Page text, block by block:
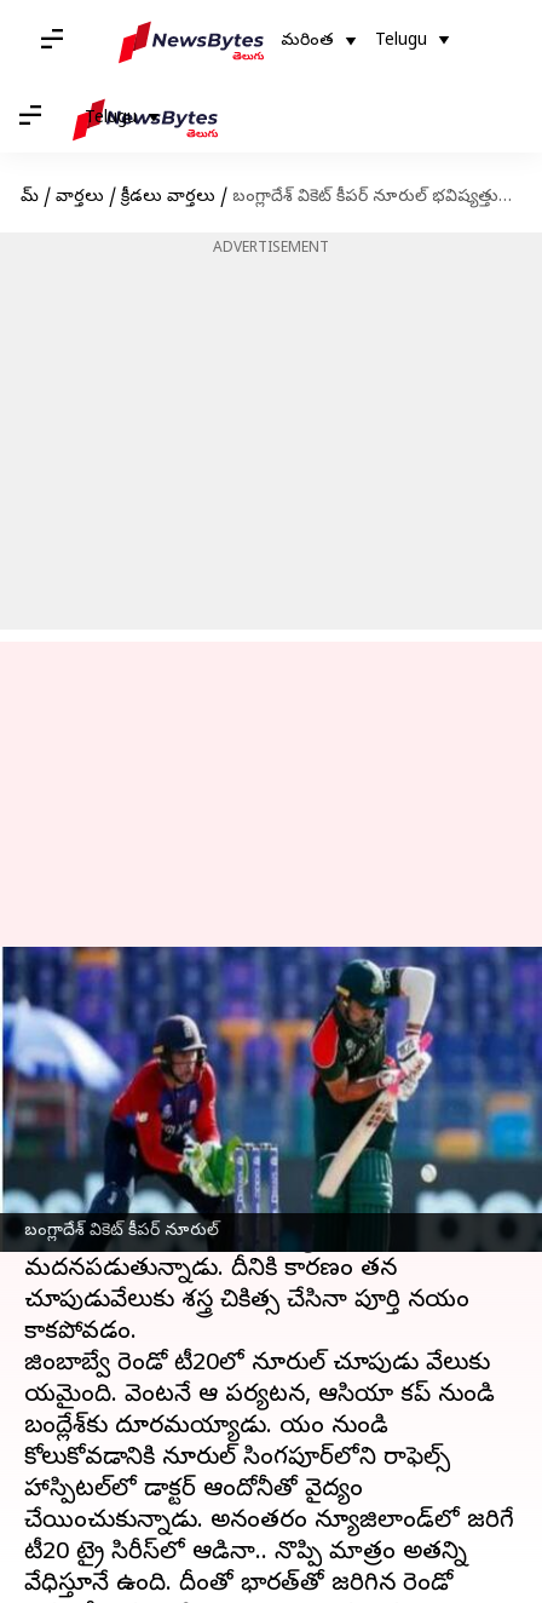
మరింత Telugu
Telugu
హోమ్ / వార్తలు / క్రీడలు వార్తలు / బంగ్లాదేశ్ వికెట్ కీపర్ నూరుల్ భవిష్యత్తుపై ఆందోళన..!
ADVERTISEMENT
బంగ్లాదేశ్ వికెట్ కీపర్ నూరుల్
బంగ్లాదేశ్ వికెట్ కీపర్ నూరుల్
భవిష్యత్తుపై ఆందోళన..!
వ్రాసిన వారు Jayachandra Akuri Jan 02, 2023 01:38 pm
ఈ వార్తాకథనం ఏంటి
బంగ్లాదేశ్ వికెట్ కీపర్ నూరుల్ ఇటీవల జింబాబ్వే
పర్యటనకు టీ20 కెప్టెన్‌గా నియమతులైన విషయం
తెలిసిందే. ప్రస్తుతం తన భవిష్యత్తు క్రికెట్‌పై నూరుల్
మదనపడుతున్నాడు. దీనికి కారణం తన
చూపుడువేలుకు శస్త్ర చికిత్స చేసినా పూర్తిగా నయం
కాకపోవడం.
జింబాబ్వే రెండో టీ20లో నూరుల్ చూపుడు వేలుకు
గాయమైంది. వెంటనే ఆ పర్యటన, ఆసియా కప్ నుండి
బంగ్లాదేశ్‌కు దూరమయ్యాడు. గాయం నుండి
కోలుకోవడానికి నూరుల్ సింగపూర్‌లోని రాఫెల్స్
హాస్పిటల్‌లో డాక్టర్ ఆందోనీతో వైద్యం
చేయించుకున్నాడు. అనంతరం న్యూజిలాండ్‌లో జరిగే
టీ20 ట్రై సిరీస్‌లో ఆడినా.. నొప్పి మాత్రం అతన్ని
వేధిస్తూనే ఉంది. దీంతో భారత్‌తో జరిగిన రెండో